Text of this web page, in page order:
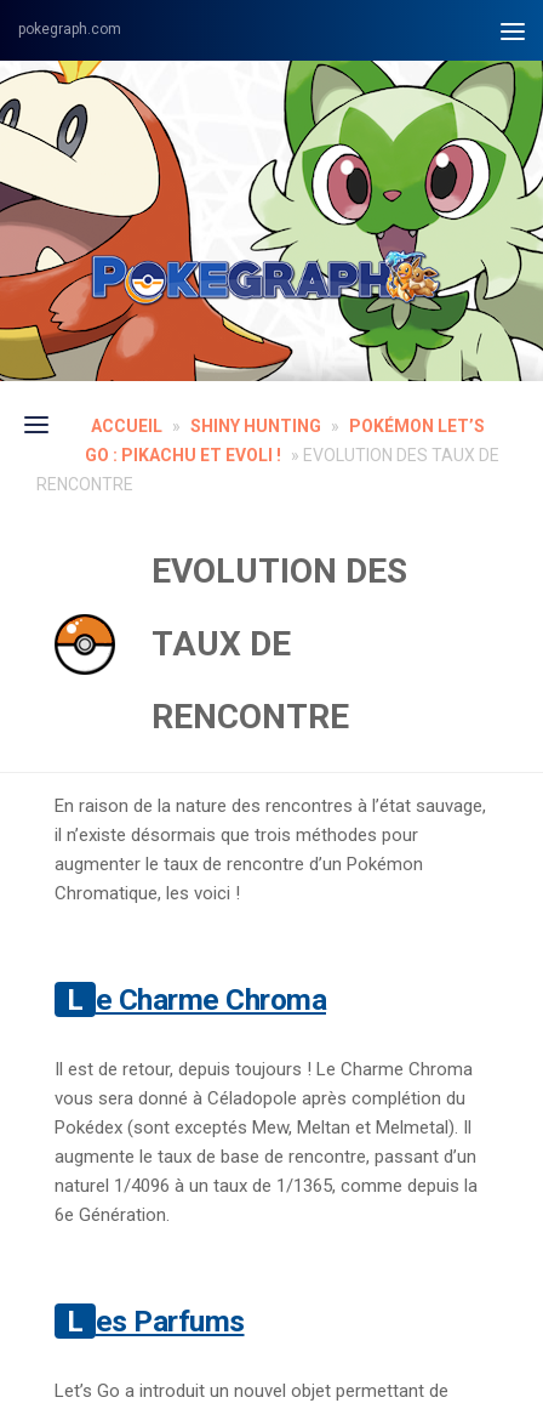
Skip to content
ACCUEIL » SHINY HUNTING »
POKÉMON LET’S
GO : PIKACHU ET EVOLI !
» EVOLUTION DES TAUX DE
RENCONTRE
EVOLUTION DES
TAUX DE
RENCONTRE
En raison de la nature des rencontres à l’état sauvage,
il n’existe désormais que trois méthodes pour
augmenter le taux de rencontre d’un Pokémon
Chromatique, les voici !
Le Charme Chroma
Il est de retour, depuis toujours ! Le Charme Chroma
vous sera donné à Céladopole après complétion du
Pokédex (sont exceptés Mew, Meltan et Melmetal). Il
augmente le taux de base de rencontre, passant d’un
naturel 1/4096 à un taux de 1/1365, comme depuis la
6e Génération.
Les Parfums
Let’s Go a introduit un nouvel objet permettant de